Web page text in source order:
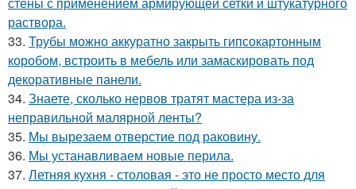
раствора.
33. Трубы можно аккуратно закрыть гипсокартонным
коробом, встроить в мебель или замаскировать под
декоративные панели.
34. Знаете, сколько нервов тратят мастера из-за
неправильной малярной ленты?
35. Мы вырезаем отверстие под раковину.
36. Мы устанавливаем новые перила.
37. Летняя кухня - столовая - это не просто место для